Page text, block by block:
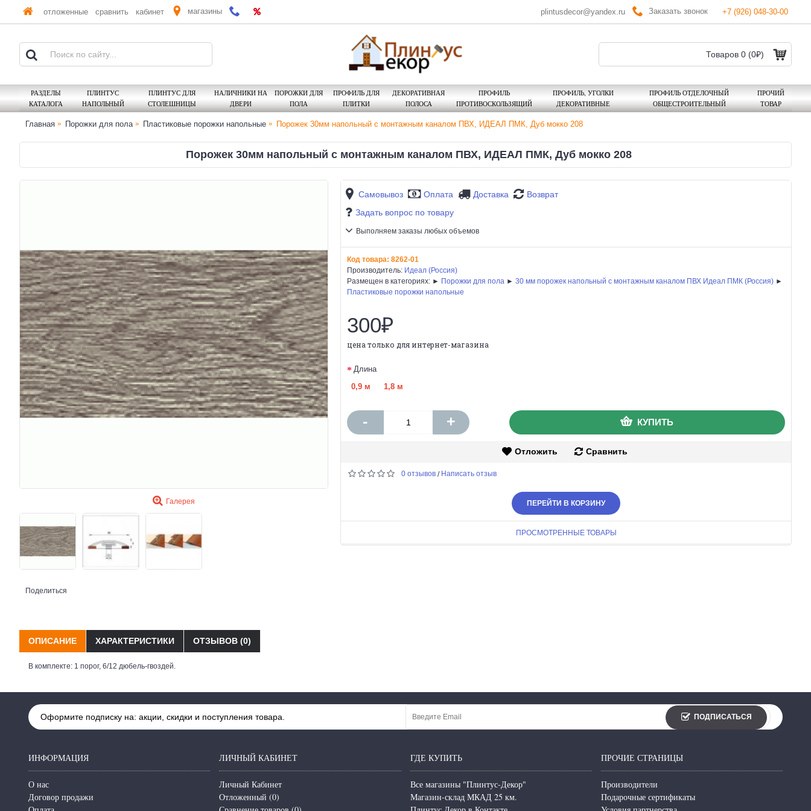
отложенные сравнить кабинет магазины plintusdecor@yandex.ru Заказать звонок +7 (926) 048-30-00
Товаров 0 (0₽)
РАЗДЕЛЫ
КАТАЛОГА
ПЛИНТУС
НАПОЛЬНЫЙ
ПЛИНТУС ДЛЯ
СТОЛЕШНИЦЫ
НАЛИЧНИКИ НА
ДВЕРИ
ПОРОЖКИ ДЛЯ
ПОЛА
ПРОФИЛЬ ДЛЯ
ПЛИТКИ
ДЕКОРАТИВНАЯ
ПОЛОСА
ПРОФИЛЬ
ПРОТИВОСКОЛЬЗЯЩИЙ
ПРОФИЛЬ, УГОЛКИ
ДЕКОРАТИВНЫЕ
ПРОФИЛЬ ОТДЕЛОЧНЫЙ
ОБЩЕСТРОИТЕЛЬНЫЙ
ПРОЧИЙ
ТОВАР
Главная Порожки для пола Пластиковые порожки напольные Порожек 30мм напольный с монтажным каналом ПВХ, ИДЕАЛ ПМК, Дуб мокко 208
Порожек 30мм напольный с монтажным каналом ПВХ, ИДЕАЛ ПМК, Дуб мокко 208
Галерея
Поделиться
Самовывоз Оплата Доставка
Возврат
Задать вопрос по товару
Выполняем заказы любых объемов
Код товара: 8262-01
Производитель: Идеал (Россия)
Размещен в категориях: ► Порожки для пола ► 30 мм порожек напольный с монтажным каналом ПВХ Идеал ПМК (Россия) ►
Пластиковые порожки напольные
300₽
цена только для интернет-магазина
Длина
0,9 м
1,8 м
- + КУПИТЬ
Отложить Сравнить
0 отзывов / Написать отзыв
ПЕРЕЙТИ В КОРЗИНУ
ПРОСМОТРЕННЫЕ ТОВАРЫ
ОПИСАНИЕ ХАРАКТЕРИСТИКИ ОТЗЫВОВ (0)
В комплекте: 1 порог, 6/12 дюбель-гвоздей.
Оформите подписку на: акции, скидки и поступления товара. ПОДПИСАТЬСЯ
ИНФОРМАЦИЯ
О нас
Договор продажи
ЛИЧНЫЙ КАБИНЕТ
Личный Кабинет
Отложенный (0)
ГДЕ КУПИТЬ
Все магазины "Плинтус-Декор"
Магазин-склад МКАД 25 км.
ПРОЧИЕ СТРАНИЦЫ
Производители
Подарочные сертификаты